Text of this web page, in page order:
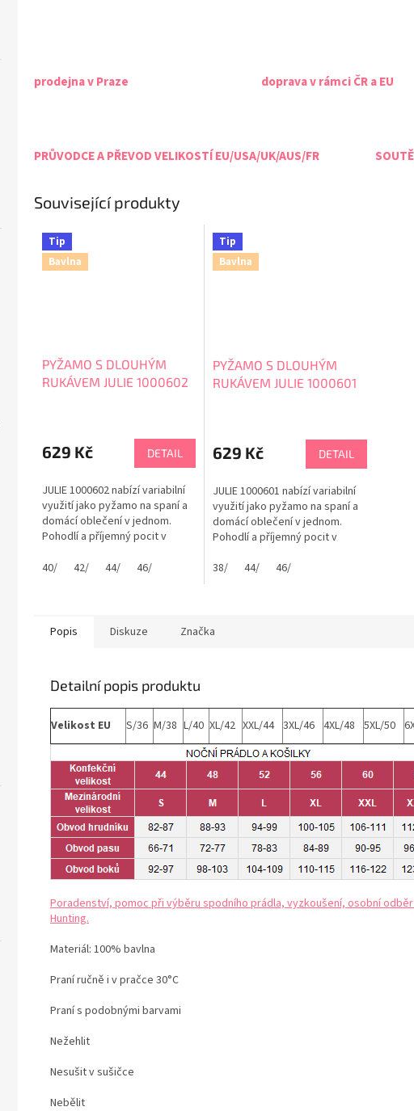
prodejna v Praze doprava v rámci ČR a EU
PRŮVODCE A PŘEVOD VELIKOSTÍ EU/USA/UK/AUS/FR
Související produkty
Tip
Bavlna
PYŽAMO S DLOUHÝM
RUKÁVEM JULIE 1000602
629 Kč DETAIL
JULIE 1000602 nabízí variabilní
využití jako pyžamo na spaní a
domácí oblečení v jednom.
Pohodlí a příjemný pocit v
pro ženu i dívku. LIMITOVANÁ
40/ 42/ 44/ 46/
Tip
Bavlna
PYŽAMO S DLOUHÝM
RUKÁVEM JULIE 1000601
629 Kč DETAIL
JULIE 1000601 nabízí variabilní
využití jako pyžamo na spaní a
domácí oblečení v jednom.
Pohodlí a příjemný pocit v
pro ženu i dívku. LIMITOVANÁ
38/ 44/ 46/
Popis Diskuze Značka
Detailní popis produktu
Velikost EU S/36 M/38 L/40 XL/42 XXL/44 3XL/46 4XL/48 5XL/50
Poradenství, pomoc při výběru spodního prádla, vyzkoušení, osobní
Hunting.
Materiál: 100% bavlna
Praní ručně i v pračce 30°C
Praní s podobnými barvami
Nežehlit
Nesušit v sušičce
Nebělit